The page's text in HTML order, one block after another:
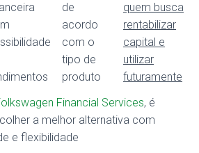
de
acordo
com o
tipo de
produto
quem busca
rentabilizar
capital e
utilizar
futuramente
Financial Services, é
a melhor alternativa com
e flexibilidade